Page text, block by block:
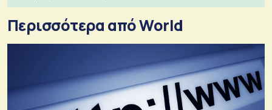
Περισσότερα από World